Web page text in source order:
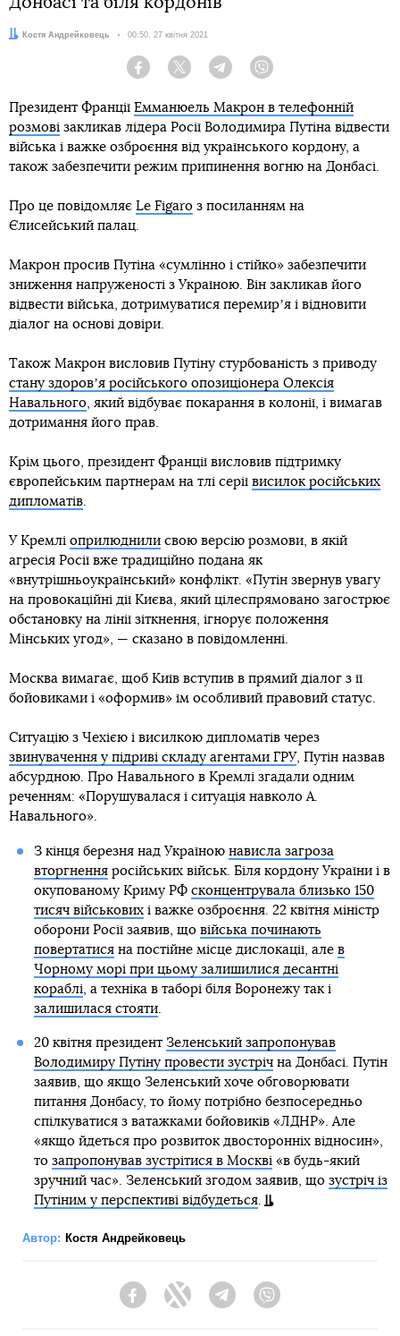
Автор:Костя Андрейковець Дата:
00:50, 27 квітня 2021
Facebook Twitter Telegram
Президент Франції Емманюель Макрон в телефонній
розмові закликав лідера Росії Володимира Путіна відвести
війська і важке озброєння від українського кордону, а
також забезпечити режим припинення вогню на Донбасі.
Про це повідомляє Le Figaro з посиланням на
Єлисейський палац.
Макрон просив Путіна «сумлінно і стійко» забезпечити
зниження напруженості з Україною. Він закликав його
відвести війська, дотримуватися перемирʼя і відновити
діалог на основі довіри.
Також Макрон висловив Путіну стурбованість з приводу
стану здоровʼя російського опозиціонера Олексія
Навального, який відбуває покарання в колонії, і вимагав
дотримання його прав.
Крім цього, президент Франції висловив підтримку
європейським партнерам на тлі серії висилок російських
дипломатів.
У Кремлі оприлюднили свою версію розмови, в якій
агресія Росії вже традиційно подана як
«внутрішньоукраїнський» конфлікт. «Путін звернув увагу
на провокаційні дії Києва, який цілеспрямовано загострює
обстановку на лінії зіткнення, ігнорує положення
Мінських угод», — сказано в повідомленні.
Москва вимагає, щоб Київ вступив в прямий діалог з її
бойовиками і «оформив» їм особливий правовий статус.
Ситуацію з Чехією і висилкою дипломатів через
звинувачення у підриві складу агентами ГРУ, Путін назвав
абсурдною. Про Навального в Кремлі згадали одним
реченням: «Порушувалася і ситуація навколо А.
Навального».
З кінця березня над Україною нависла загроза
вторгненняросійських військ. Біля кордону України і в
окупованому Криму РФ сконцентрувала близько 150
тисяч військовихі важке озброєння. 22 квітня міністр
оборони Росії заявив, що війська починають
повертатисяна постійне місце дислокації, але в
Чорному морі при цьому залишилися десантні
кораблі, а техніка в таборі біля Воронежу так і
залишилася стояти.
20 квітня президент Зеленський запропонував
Володимиру Путіну провести зустрічна Донбасі. Путін
заявив, що якщо Зеленський хоче обговорювати
питання Донбасу, то йому потрібно безпосередньо
спілкуватися з ватажками бойовиків «ЛДНР». Але
«якщо йдеться про розвиток двосторонніх відносин»,
то запропонував зустрітися в Москві«в будь-який
зручний час». Зеленський згодом заявив, що зустріч із
Путіним у перспективі відбудеться.
Автор: Костя Андрейковець
FacebookTwitter Telegram